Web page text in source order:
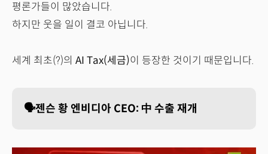
평론가들이 많았습니다.
하지만 웃을 일이 결코 아닙니다.
세계 최초(?)의 AI Tax(세금)이 등장한 것이기 때문입니다.
🗣️젠슨 황 엔비디아 CEO: 中 수출 재개